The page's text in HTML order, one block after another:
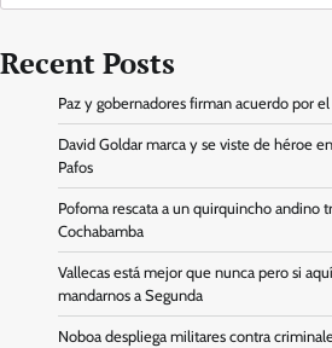
Recent Posts
Paz y gobernadores firman acuerdo por
David Goldar marca y se viste de héroe
Pafos
Pofoma rescata a un quirquincho andino
Cochabamba
Vallecas está mejor que nunca pero si
mandarnos a Segunda
Noboa despliega militares contra